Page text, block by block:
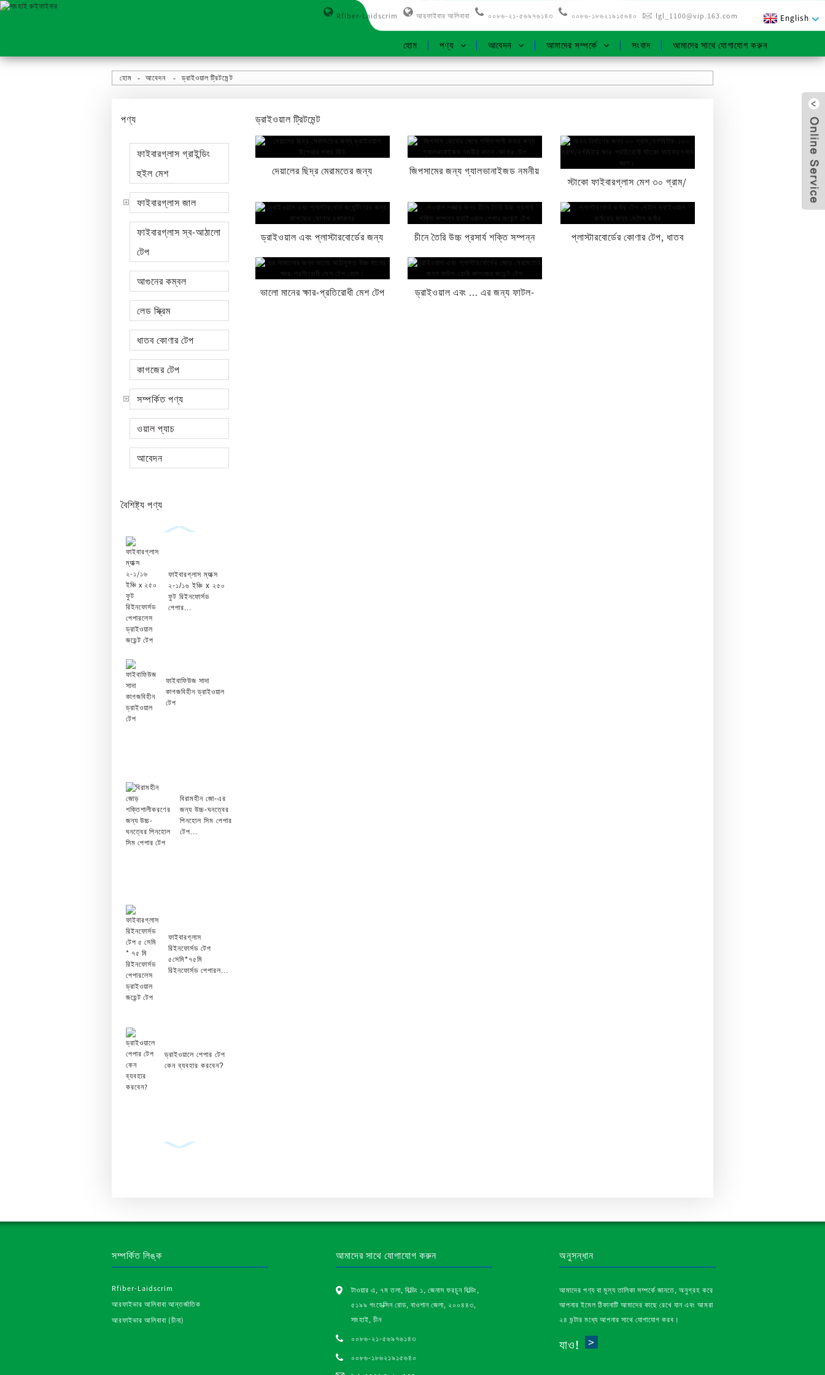
Rfiber-Laidscrim আরফাইবার আলিবাবা ০০৮৬-২১-৫৬৯৭৬১৪৩ ০০৮৬-১৮৬২১৯১৫৬৪০ lgl_1100@vip.163.com English
হোম পণ্য আবেদন আমাদের সম্পর্কে সংবাদ আমাদের সাথে যোগাযোগ করুন
হোম আবেদন ড্রাইওয়াল ট্রিটমেন্ট
পণ্য
ফাইবারগ্লাস গ্রাইন্ডিং
হুইল মেশ
ফাইবারগ্লাস জাল
ফাইবারগ্লাস স্ব-আঠালো
টেপ
আগুনের কম্বল
লেড স্ক্রিম
ধাতব কোণার টেপ
কাগজের টেপ
সম্পর্কিত পণ্য
ওয়াল প্যাচ
আবেদন
বৈশিষ্ট্য পণ্য
ফাইবারগ্লাস ম্যাক্স
২-১/১৬ ইঞ্চি x ২৫০
ফুট রিইনফোর্সড
পেপার...
ফাইবাফিউজ সাদা
কাগজবিহীন ড্রাইওয়াল
টেপ
বিরামহীন জো-এর
জন্য উচ্চ-ঘনত্বের
পিনহোল সিম পেপার
টেপ...
ফাইবারগ্লাস
রিইনফোর্সড টেপ
৫সেমি*৭৫মি
রিইনফোর্সড পেপারল...
ড্রাইওয়ালে পেপার টেপ
কেন ব্যবহার করবেন?
শিল্পের জন্য আরপিইটি
সেলাই করা পলিয়েস্টার
ড্রাইওয়াল ট্রিটমেন্ট
দেয়ালের ছিদ্র মেরামতের জন্য জিপসামের জন্য গ্যালভানাইজড নমনীয়
স্টাকো ফাইবারগ্লাস মেশ ৩০ গ্রাম/
বর্গমিটার-১৬০ গ্রাম/বর্গমিটার ক্ষারীয় ...
ড্রাইওয়াল এবং প্লাস্টারবোর্ডের জন্য
কাগজের কোণার রক্ষাকবচ...
চীনে তৈরি উচ্চ প্রসার্য শক্তি সম্পন্ন
ড্রাইওয়াল পেপার...
প্লাস্টারবোর্ডের কোণার টেপ, ধাতব
ভালো মানের ক্ষার-প্রতিরোধী মেশ টেপ ড্রাইওয়াল এবং ... এর জন্য ফাটল-
সম্পর্কিত লিঙ্ক
Rfiber-Laidscrim
আরফাইভার আলিবাবা আন্তর্জাতিক
আরফাইভার আলিবাবা (চীনা)
আমাদের সাথে যোগাযোগ করুন
টাওয়ার এ, ৭ম তলা, বিল্ডিং ১, জেনাস ফরচুন বিল্ডিং,
৫১৯৯ গংহেক্সিন রোড, বাওশান জেলা, ২০০৪৪৩,
সাংহাই, চীন
০০৮৬-২১-৫৬৯৭৬১৪৩
০০৮৬-১৮৬২১৯১৫৬৪০
অনুসন্ধান
আমাদের পণ্য বা মূল্য তালিকা সম্পর্কে জানতে, অনুগ্রহ করে
আপনার ইমেল ঠিকানাটি আমাদের কাছে রেখে যান এবং আমরা
২৪ ঘন্টার মধ্যে আপনার সাথে যোগাযোগ করব।
যাও!